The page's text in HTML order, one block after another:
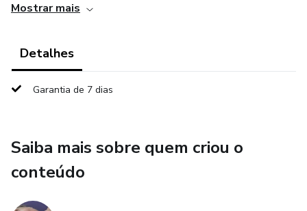
estamos fora de nosso lugar de existir.
cabeça, sentimento de exclusão etc...
Essa sessão foi gravada com o objetivo de ajudar você a
congruente e sem nosa causar danos.
Escolha e se permita presentear com essa sessão de
Desprogramação Neurobiològica que irá desprogramar,
Mostrar mais
Detalhes
Garantia de 7 dias
Saiba mais sobre quem criou o
conteúdo